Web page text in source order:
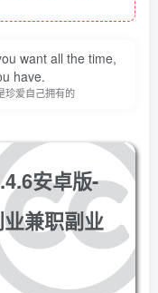
want all the time,
have.
珍爱自己拥有的
安卓版-
兼职副业